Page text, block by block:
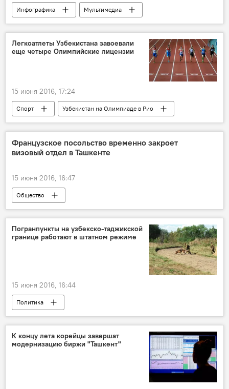
Инфографика Мультимедиа
Легкоатлеты Узбекистана завоевали
еще четыре Олимпийские лицензии
15 июня 2016, 17:24
Спорт Узбекистан на Олимпиаде в Рио
Французское посольство временно закроет
визовый отдел в Ташкенте
15 июня 2016, 16:47
Общество
Погранпункты на узбекско-таджикской
границе работают в штатном режиме
15 июня 2016, 16:44
Политика
К концу лета корейцы завершат
модернизацию биржи "Ташкент"